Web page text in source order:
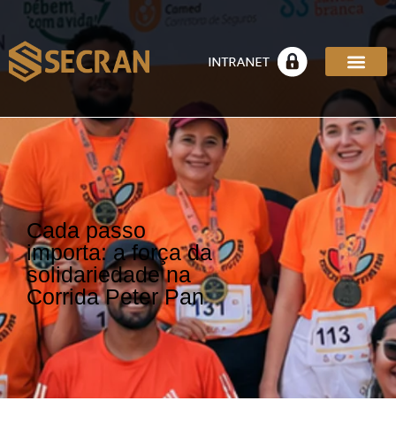
Cada passo
importa: a força da
solidariedade na
Corrida Peter Pan